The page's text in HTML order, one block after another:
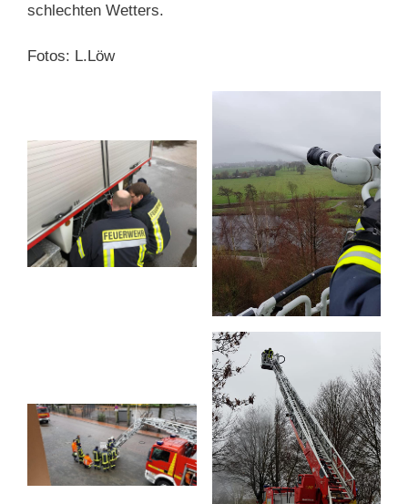
schlechten Wetters.
Fotos: L.Löw